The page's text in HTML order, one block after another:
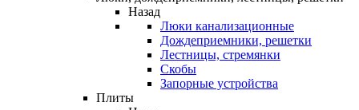
Назад
Люки канализационные
Дождеприемники, решетки
Лестницы, стремянки
Скобы
Запорные устройства
Плиты